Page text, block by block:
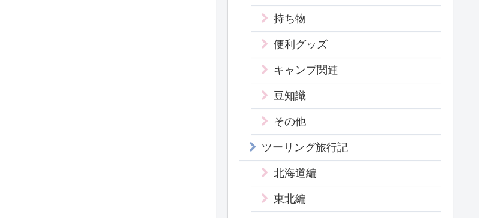
持ち物
便利グッズ
キャンプ関連
豆知識
その他
ツーリング旅行記
北海道編
東北編